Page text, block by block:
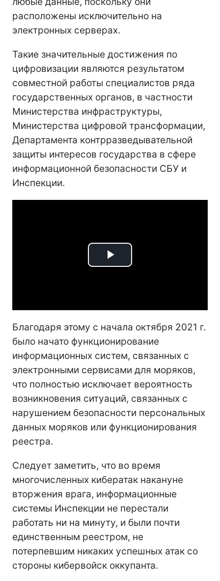
расположены исключительно на
электронных серверах.
Такие значительные достижения по
цифровизации являются результатом
совместной работы специалистов ряда
государственных органов, в частности
Министерства инфраструктуры,
Министерства цифровой трансформации,
Департамента контрразведывательной
защиты интересов государства в сфере
информационной безопасности СБУ и
Инспекции.
Play
Благодаря этому с начала октября 2021 г.
было начато функционирование
информационных систем, связанных с
электронными сервисами для моряков,
что полностью исключает вероятность
возникновения ситуаций, связанных с
нарушением безопасности персональных
данных моряков или функционирования
реестра.
Следует заметить, что во время
многочисленных кибератак накануне
вторжения врага, информационные
системы Инспекции не перестали
работать ни на минуту, и были почти
единственным реестром, не
потерпевшим никаких успешных атак со
стороны кибервойск оккупанта.